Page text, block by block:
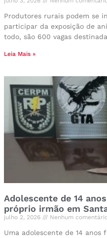
Produtores rurais podem se
participar da exposição de
todo, são 600 vagas
Leia Mais »
Adolescente de 14
próprio irmão em
julho 2, 2026 Nenhum
Uma adolescente de 14